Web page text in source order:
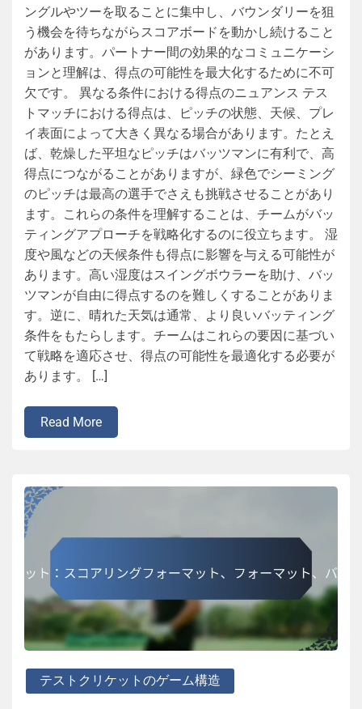
ングルやツーを取ることに集中し、バウンダリーを狙
う機会を待ちながらスコアボードを動かし続けること
があります。パートナー間の効果的なコミュニケーシ
ョンと理解は、得点の可能性を最大化するために不可
欠です。 異なる条件における得点のニュアンス テス
トマッチにおける得点は、ピッチの状態、天候、プレ
イ表面によって大きく異なる場合があります。たとえ
ば、乾燥した平坦なピッチはバッツマンに有利で、高
得点につながることがありますが、緑色でシーミング
のピッチは最高の選手でさえも挑戦させることがあり
ます。これらの条件を理解することは、チームがバッ
ティングアプローチを戦略化するのに役立ちます。 湿
度や風などの天候条件も得点に影響を与える可能性が
あります。高い湿度はスイングボウラーを助け、バッ
ツマンが自由に得点するのを難しくすることがありま
す。逆に、晴れた天気は通常、より良いバッティング
条件をもたらします。チームはこれらの要因に基づい
て戦略を適応させ、得点の可能性を最適化する必要が
あります。 […]
Read More
テストクリケットのゲーム構造